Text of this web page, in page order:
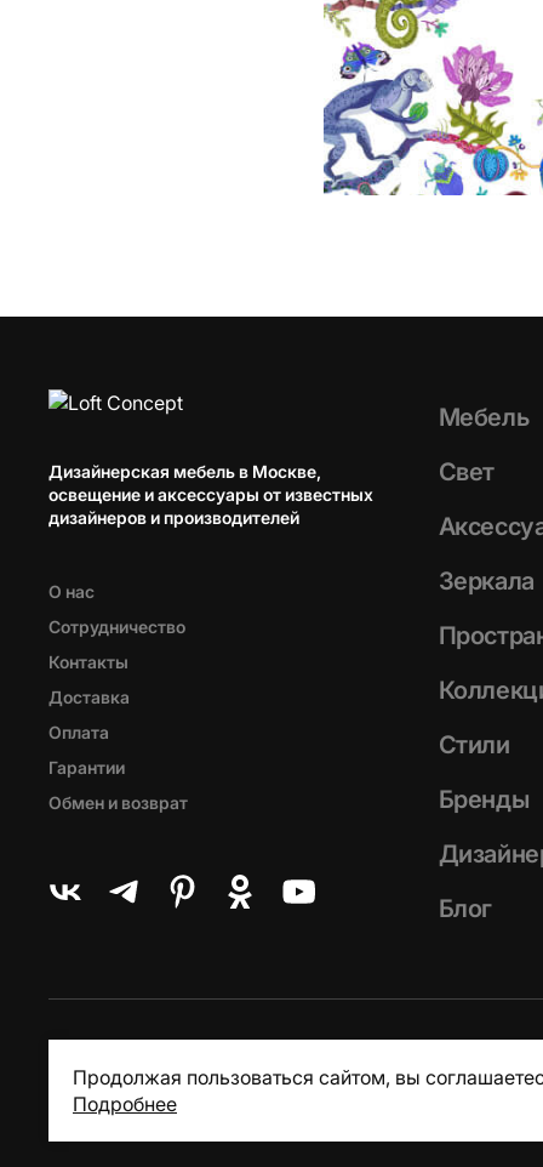
Дизайнерская мебель в Москве,
освещение и аксессуары от известных
дизайнеров и производителей
О нас
Сотрудничество
Контакты
Доставка
Оплата
Гарантии
Обмен и возврат
Мебель
Свет
Зеркала
Стили
Бренды
Блог
Продолжая пользоваться сайтом, вы
Подробнее